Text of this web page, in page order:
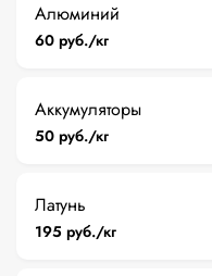
Алюминий
60 руб./кг
Аккумуляторы
50 руб./кг
Латунь
195 руб./кг